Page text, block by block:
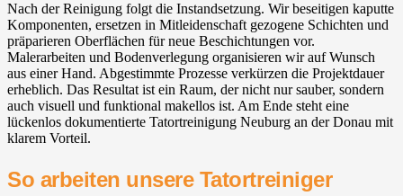
Nach der Reinigung folgt die Instandsetzung. Wir beseitigen kaputte
Komponenten, ersetzen in Mitleidenschaft gezogene Schichten und
präparieren Oberflächen für neue Beschichtungen vor.
Malerarbeiten und Bodenverlegung organisieren wir auf Wunsch
aus einer Hand. Abgestimmte Prozesse verkürzen die Projektdauer
erheblich. Das Resultat ist ein Raum, der nicht nur sauber, sondern
auch visuell und funktional makellos ist. Am Ende steht eine
lückenlos dokumentierte Tatortreinigung Neuburg an der Donau mit
klarem Vorteil.
So arbeiten unsere Tatortreiniger